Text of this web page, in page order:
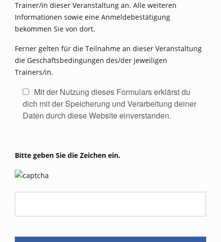
Trainer/in dieser Veranstaltung an. Alle weiteren
Informationen sowie eine Anmeldebestätigung
bekommen Sie von dort.
Ferner gelten für die Teilnahme an dieser Veranstaltung
die Geschäftsbedingungen des/der jeweiligen
Trainers/in.
Mit der Nutzung dieses Formulars erklärst du
dich mit der Speicherung und Verarbeitung deiner
Daten durch diese Website einverstanden.
Bitte geben Sie die Zeichen ein.